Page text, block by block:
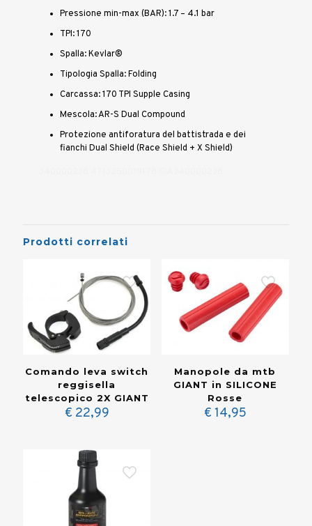
Pressione min-max (BAR): 1.7 – 4.1 bar
TPI: 170
Spalla: Kevlar®
Tipologia Spalla: Folding
Carcassa: 170 TPI Supple Casing
Mescola: AR-S Dual Compound
Protezione antiforatura del battistrada e dei
fianchi Dual Shield (Race Shield + X Shield)
Prodotti correlati
Comando leva switch
reggisella
telescopico 2X GIANT
€ 22,99
Manopole da mtb
GIANT in SILICONE
Rosse
€ 14,95